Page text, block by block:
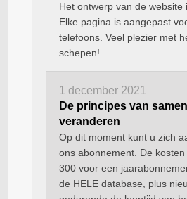
Het ontwerp van de website
Elke pagina is aangepast
telefoons. Veel plezier met
schepen!
1 december 2021
De principes van
veranderen
Op dit moment kunt u zich
ons abonnement. De
300 voor een
de HELE database, plus